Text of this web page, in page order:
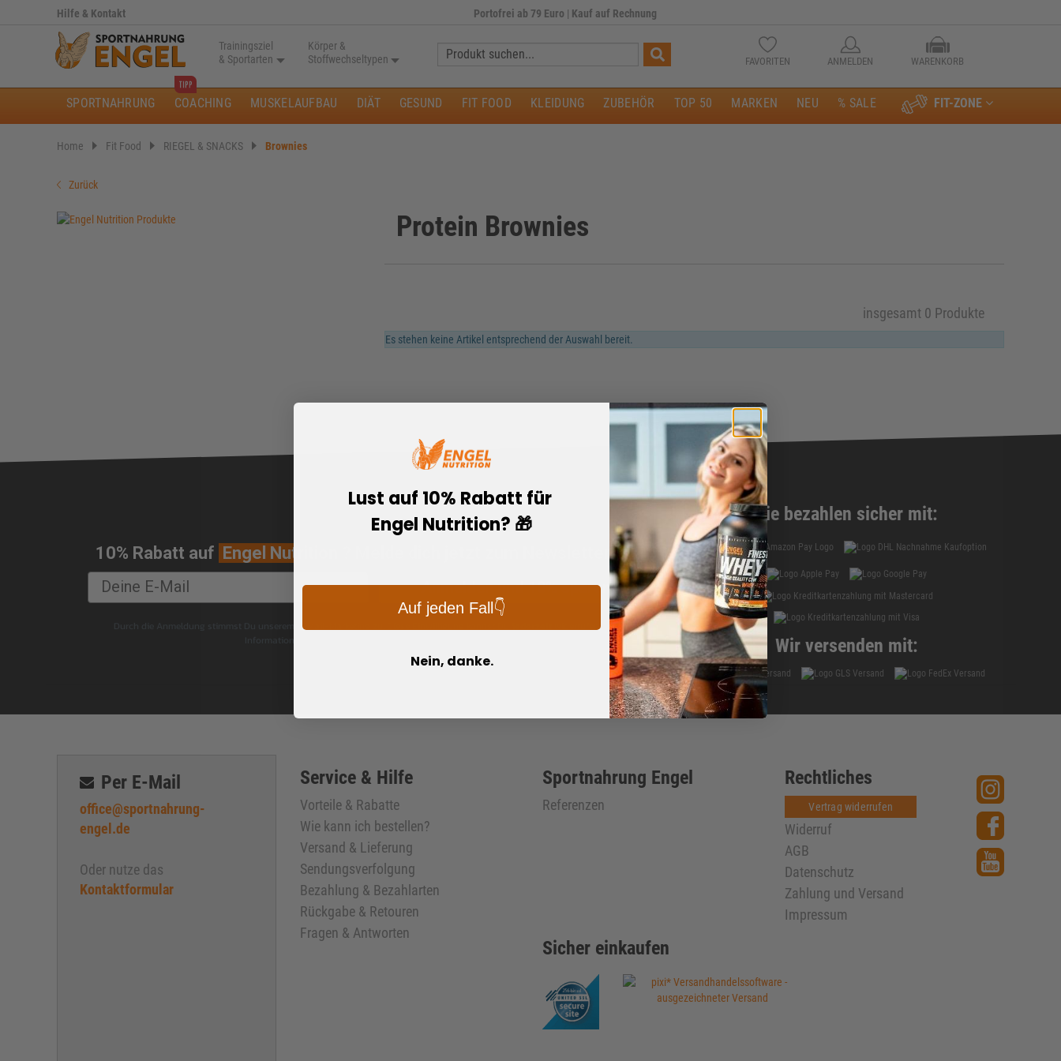
Hilfe & Kontakt Portofrei ab 79 Euro | Kauf auf Rechnung
Trainingsziel
& Sportarten
Körper &
Stoffwechseltypen
Suche:
FAVORITEN ANMELDEN WARENKORB
FIT-ZONE
SPORTNAHRUNG COACHING MUSKELAUFBAU DIÄT GESUND FIT FOOD KLEIDUNG ZUBEHÖR TOP 50 MARKEN NEU % SALE
Home Fit Food RIEGEL & SNACKS Brownies
Zurück
Protein Brownies
insgesamt 0 Produkte
Es stehen keine Artikel entsprechend der Auswahl bereit.
10% Rabatt auf Engel Nutrition ? Melde dich jetzt zum Newsletter an💪
Anmelden und 10% sparen
Durch die Anmeldung stimmst Du unserem E-Mail-Marketing zu. Diese Einwilligung kannst Du
widerrufen. Weitere
Sie bezahlen sicher mit:
Wir versenden mit:
Per E-Mail
office@sportnahrung-
engel.de
Oder nutze das
Kontaktformular
Service & Hilfe
Vorteile & Rabatte
Wie kann ich bestellen?
Versand & Lieferung
Sendungsverfolgung
Bezahlung & Bezahlarten
Rückgabe & Retouren
Fragen & Antworten
Sportnahrung Engel
Referenzen
Rechtliches
Vertrag widerrufen
Widerruf
AGB
Datenschutz
Zahlung und Versand
Impressum
Sicher einkaufen
Lust auf 10% Rabatt für
Engel Nutrition? 🎁
Auf jeden Fall👇
Nein, danke.